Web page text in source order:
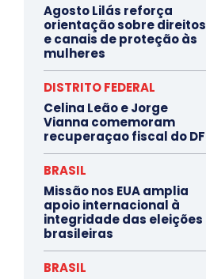
Agosto Lilás reforça
orientação sobre direitos
e canais de proteção às
mulheres
DISTRITO FEDERAL
Celina Leão e Jorge
Vianna comemoram
recuperaçao fiscal do DF
BRASIL
Missão nos EUA amplia
apoio internacional à
integridade das eleições
brasileiras
BRASIL